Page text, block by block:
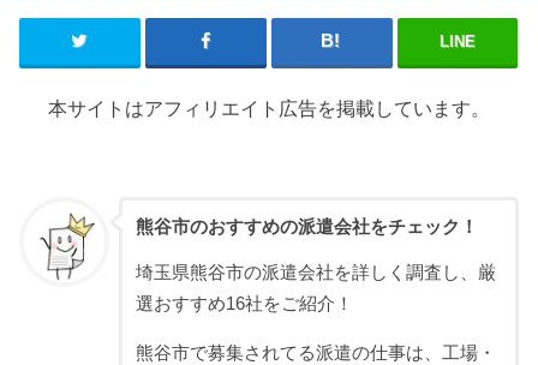
LINE
本サイトはアフィリエイト広告を掲載しています。
熊谷市のおすすめの派遣会社をチェック！
埼玉県熊谷市の派遣会社を詳しく調査し、厳
選おすすめ16社をご紹介！
熊谷市で募集されてる派遣の仕事は、工場・